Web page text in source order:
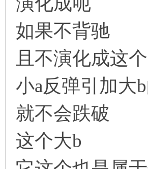
如果不背驰
且不演化成这个
小a反弹引加大
就不会跌破
这个大b